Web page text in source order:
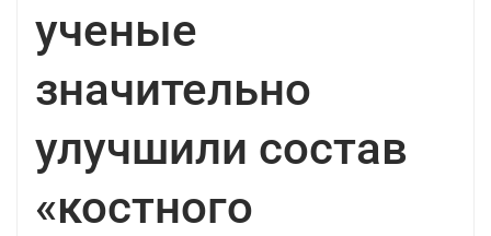
ученые
значительно
улучшили состав
«костного